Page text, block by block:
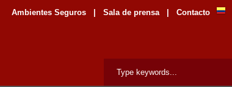
Ambientes Seguros Sala de prensa Contacto